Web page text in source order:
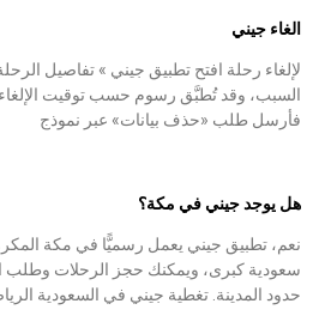
الغاء جيني
لإلغاء رحلة افتح تطبيق جيني » تفاصيل
السبب، وقد تُطبَّق رسوم حسب توقيت
فأرسل طلب «حذف بيانات» عبر نموذج
هل يوجد جيني في مكة؟
نعم، تطبيق جيني يعمل رسميًّا في مكة
سعودية كبرى، ويمكنك حجز الرحلات
حدود المدينة. تغطية جيني في السعودية